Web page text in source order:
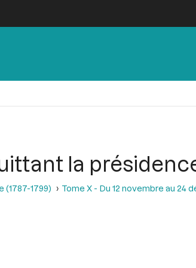
la
(1787-1799) Tome X - Du 12 novembre au 24